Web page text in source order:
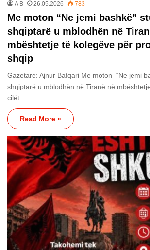
A B 26.05.2026 783
Me moton “Ne jemi bashkë”
shqiptarë u mblodhën në
mbështetje të kolegëve për
shqip
Gazetare: Ajnur Bafqari Me moton “Ne jemi
shqiptarë u mblodhën në Tiranë në
cilët…
Read More »